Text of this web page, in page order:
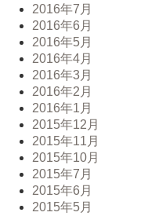
2016年7月
2016年6月
2016年5月
2016年4月
2016年3月
2016年2月
2016年1月
2015年12月
2015年11月
2015年10月
2015年7月
2015年6月
2015年5月